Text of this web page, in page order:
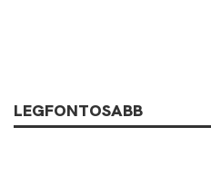
LEGFONTOSABB